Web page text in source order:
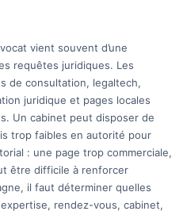
vient souvent d’une
requêtes juridiques. Les
de consultation, legaltech,
juridique et pages locales
Un cabinet peut disposer de
trop faibles en autorité pour
: une page trop commerciale,
être difficile à renforcer
il faut déterminer quelles
rendez-vous, cabinet,